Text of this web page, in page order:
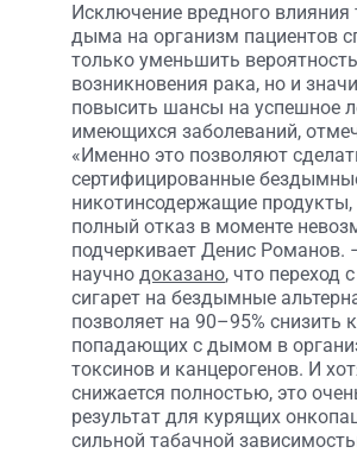
Исключение вредного влияния
дыма на организм пациентов
только уменьшить вероятность
возникновения рака, но и
повысить шансы на успешное
имеющихся заболеваний,
«Именно это позволяют
сертифицированные
никотинсодержащие продукты,
полный отказ в моменте
подчеркивает Денис Романов.
научно доказано, что переход
сигарет на бездымные
позволяет на 90–95% снизить
попадающих с дымом в
токсинов и канцерогенов. И
снижается полностью, это
результат для курящих
сильной табачной